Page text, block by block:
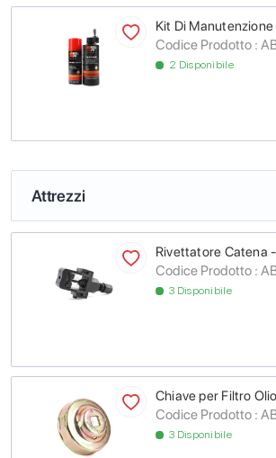
Kit Di
Codice Prodotto :
2 Disponibile
Attrezzi
Rivettatore Catena
Codice Prodotto :
3 Disponibile
Chiave per Filtro Olio
Codice Prodotto :
3 Disponibile